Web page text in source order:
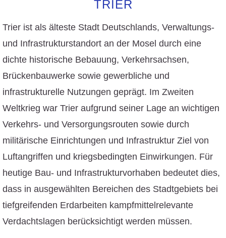
TRIER
Trier ist als älteste Stadt Deutschlands, Verwaltungs-
und Infrastrukturstandort an der Mosel durch eine
dichte historische Bebauung, Verkehrsachsen,
Brückenbauwerke sowie gewerbliche und
infrastrukturelle Nutzungen geprägt. Im Zweiten
Weltkrieg war Trier aufgrund seiner Lage an wichtigen
Verkehrs- und Versorgungsrouten sowie durch
militärische Einrichtungen und Infrastruktur Ziel von
Luftangriffen und kriegsbedingten Einwirkungen. Für
heutige Bau- und Infrastrukturvorhaben bedeutet dies,
dass in ausgewählten Bereichen des Stadtgebiets bei
tiefgreifenden Erdarbeiten kampfmittelrelevante
Verdachtslagen berücksichtigt werden müssen.